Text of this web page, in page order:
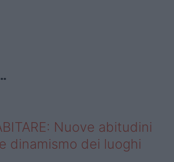
Nuove abitudini
dinamismo dei luoghi